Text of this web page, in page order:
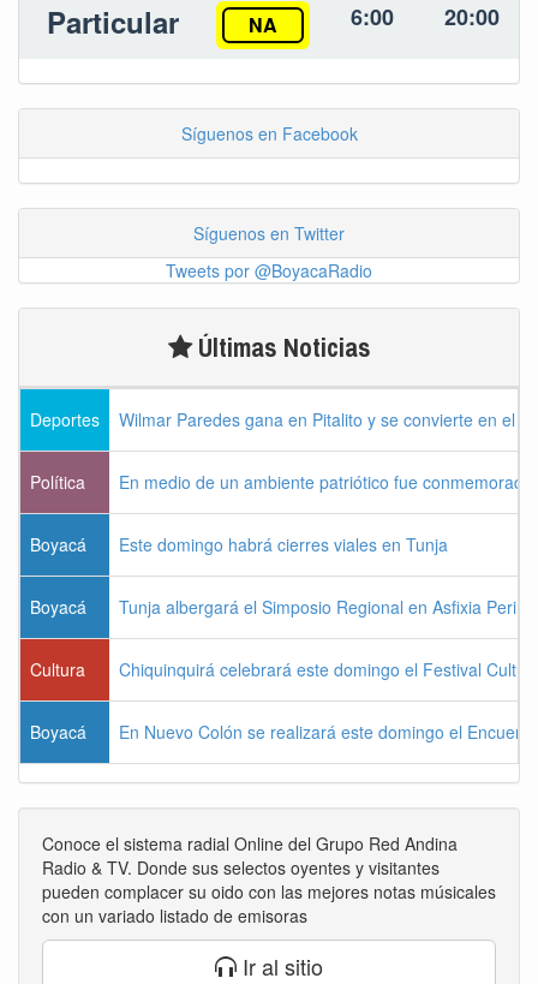
Particular NA 6:00 20:00
Síguenos en Facebook
Síguenos en Twitter
Tweets por @BoyacaRadio
Últimas Noticias
Deportes Wilmar Paredes gana en Pitalito y se convierte en el
Política En medio de un ambiente patriótico fue
Boyacá Este domingo habrá cierres viales en Tunja
Boyacá Tunja albergará el Simposio Regional en Asfixia
Cultura Chiquinquirá celebrará este domingo el Festival
Boyacá En Nuevo Colón se realizará este domingo el
Conoce el sistema radial Online del Grupo Red Andina
Radio & TV. Donde sus selectos oyentes y visitantes
pueden complacer su oido con las mejores notas músicales
con un variado listado de emisoras
Ir al sitio